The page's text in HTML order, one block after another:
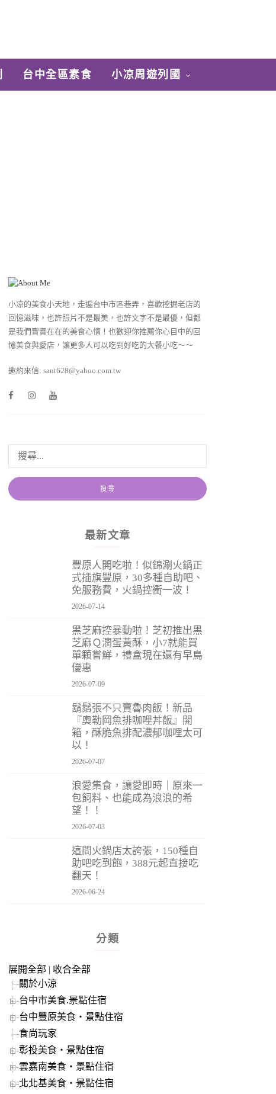
台中全區素食 小凉周遊列國
小凉的美食小天地，走遍台中市區巷弄，喜歡挖掘老店的
回憶滋味，也許照片不是最美，也許文字不是最優，但都
是我們實實在在的美食心情！也歡迎你推薦你心目中的回
憶美食與愛店，讓更多人可以吃到好吃的大餐小吃～～
邀約來信: sant628@yahoo.com.tw
最新文章
豐原人開吃啦！似錦涮火鍋正
式插旗豐原，30多種自助吧、
免服務費，火鍋控衝一波！
2026-07-14
黑芝麻控暴動啦！芝初推出黑
芝麻Ｑ潤蛋黃酥，小7就能買
單顆嘗鮮，禮盒現在還有早鳥
優惠
2026-07-09
鬍鬚張不只賣魯肉飯！新品
『奧勒岡魚排咖哩丼飯』開
箱，酥脆魚排配濃郁咖哩太可
以！
2026-07-07
浪愛集食，讓愛即時｜原來一
包飼料、也能成為浪浪的希
望！！
2026-07-03
這間火鍋店太誇張，150種自
助吧吃到飽，388元起直接吃
翻天！
2026-06-24
分類
展開全部 | 收合全部
關於小涼
台中市美食.景點住宿
台中豐原美食‧景點住宿
食尚玩家
彰投美食‧景點住宿
雲嘉南美食‧景點住宿
北北基美食‧景點住宿